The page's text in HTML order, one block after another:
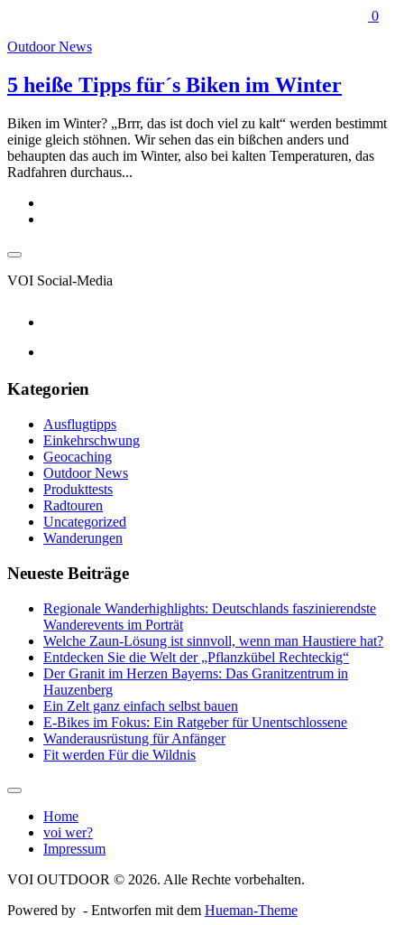
0
Outdoor News
5 heiße Tipps für´s Biken im Winter
Biken im Winter? „Brrr, das ist doch viel zu kalt“ werden bestimmt
einige gleich stöhnen. Wir sehen das ein bißchen anders und
behaupten das auch im Winter, also bei kalten Temperaturen, das
Radfahren durchaus...
VOI Social-Media
Kategorien
Ausflugtipps
Einkehrschwung
Geocaching
Outdoor News
Produkttests
Radtouren
Uncategorized
Wanderungen
Neueste Beiträge
Regionale Wanderhighlights: Deutschlands faszinierendste
Wanderevents im Porträt
Welche Zaun-Lösung ist sinnvoll, wenn man Haustiere hat?
Entdecken Sie die Welt der „Pflanzkübel Rechteckig“
Der Granit im Herzen Bayerns: Das Granitzentrum in
Hauzenberg
Ein Zelt ganz einfach selbst bauen
E-Bikes im Fokus: Ein Ratgeber für Unentschlossene
Wanderausrüstung für Anfänger
Fit werden Für die Wildnis
Home
voi wer?
Impressum
VOI OUTDOOR © 2026. Alle Rechte vorbehalten.
Powered by - Entworfen mit dem Hueman-Theme